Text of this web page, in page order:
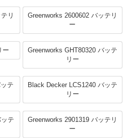
リ
Greenworks 2600602 バッテリ
ー
ー
Greenworks GHT80320 バッテ
リー
テ
Black Decker LCS1240 バッテ
リー
テ
Greenworks 2901319 バッテリ
ー